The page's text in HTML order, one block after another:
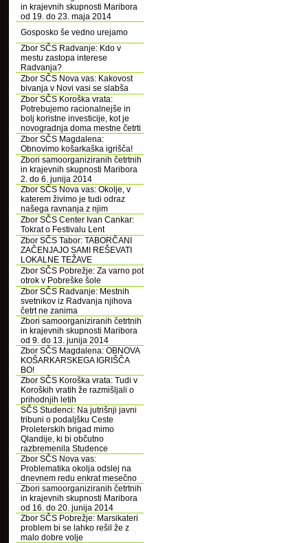
in krajevnih skupnosti Maribora
od 19. do 23. maja 2014
Gosposko še vedno urejamo
Zbor SČS Radvanje: Kdo v
mestu zastopa interese
Radvanja?
Zbor SČS Nova vas: Kakovost
bivanja v Novi vasi se slabša
Zbor SČS Koroška vrata:
Potrebujemo racionalnejše in
bolj koristne investicije, kot je
novogradnja doma mestne četrti
Zbor SČS Magdalena:
Obnovimo košarkaška igrišča!
Zbori samoorganiziranih četrtnih
in krajevnih skupnosti Maribora
2. do 6. junija 2014
Zbor SČS Nova vas: Okolje, v
katerem živimo je tudi odraz
našega ravnanja z njim
Zbor SČS Center Ivan Cankar:
Tokrat o Festivalu Lent
Zbor SČS Tabor: TABORČANI
ZAČENJAJO SAMI REŠEVATI
LOKALNE TEŽAVE
Zbor SČS Pobrežje: Za varno pot
otrok v Pobreške šole
Zbor SČS Radvanje: Mestnih
svetnikov iz Radvanja njihova
četrt ne zanima
Zbori samoorganiziranih četrtnih
in krajevnih skupnosti Maribora
od 9. do 13. junija 2014
Zbor SČS Magdalena: OBNOVA
KOŠARKARSKEGA IGRIŠČA
BO!
Zbor SČS Koroška vrata: Tudi v
Koroških vratih že razmišljali o
prihodnjih letih
SČS Studenci: Na jutrišnji javni
tribuni o podaljšku Ceste
Proleterskih brigad mimo
Qlandije, ki bi občutno
razbremenila Studence
Zbor SČS Nova vas:
Problematika okolja odslej na
dnevnem redu enkrat mesečno
Zbori samoorganiziranih četrtnih
in krajevnih skupnosti Maribora
od 16. do 20. junija 2014
Zbor SČS Pobrežje: Marsikateri
problem bi se lahko rešil že z
malo dobre volje